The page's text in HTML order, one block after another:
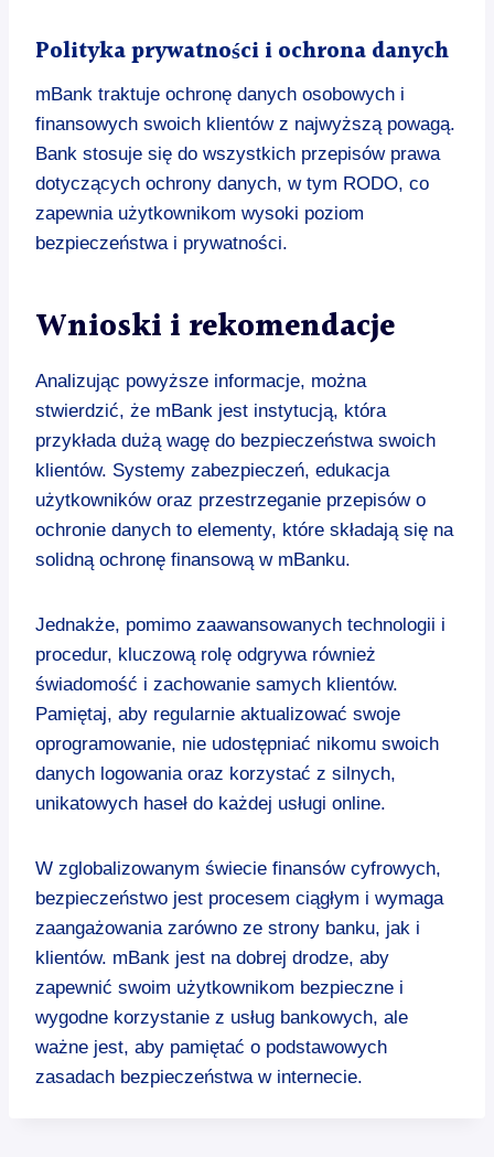
Polityka prywatności i ochrona danych
mBank traktuje ochronę danych osobowych i
finansowych swoich klientów z najwyższą powagą.
Bank stosuje się do wszystkich przepisów prawa
dotyczących ochrony danych, w tym RODO, co
zapewnia użytkownikom wysoki poziom
bezpieczeństwa i prywatności.
Wnioski i rekomendacje
Analizując powyższe informacje, można
stwierdzić, że mBank jest instytucją, która
przykłada dużą wagę do bezpieczeństwa swoich
klientów. Systemy zabezpieczeń, edukacja
użytkowników oraz przestrzeganie przepisów o
ochronie danych to elementy, które składają się na
solidną ochronę finansową w mBanku.
Jednakże, pomimo zaawansowanych technologii i
procedur, kluczową rolę odgrywa również
świadomość i zachowanie samych klientów.
Pamiętaj, aby regularnie aktualizować swoje
oprogramowanie, nie udostępniać nikomu swoich
danych logowania oraz korzystać z silnych,
unikatowych haseł do każdej usługi online.
W zglobalizowanym świecie finansów cyfrowych,
bezpieczeństwo jest procesem ciągłym i wymaga
zaangażowania zarówno ze strony banku, jak i
klientów. mBank jest na dobrej drodze, aby
zapewnić swoim użytkownikom bezpieczne i
wygodne korzystanie z usług bankowych, ale
ważne jest, aby pamiętać o podstawowych
zasadach bezpieczeństwa w internecie.